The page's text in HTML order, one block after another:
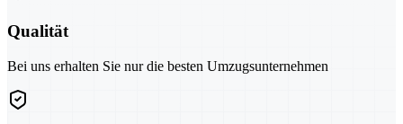
Qualität
Bei uns erhalten Sie nur die besten Umzugsunternehmen